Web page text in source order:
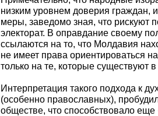
низким уровнем доверия граждан,
меры, заведомо зная, что рискуют
электорат. В оправдание своему
ссылаются на то, что Молдавия
не имеет права ориентироваться
только на те, которые существуют
Интерпретация такого подхода к
(особенно православных),
обществе, что способствовало